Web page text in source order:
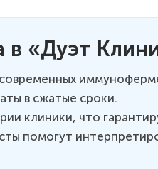
в «Дуэт
в сжатые сроки.
клиники, что
помогут